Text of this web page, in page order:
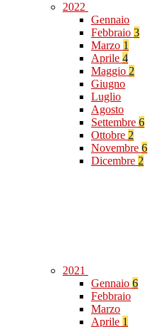
2022
Gennaio
Febbraio 3
Marzo 1
Aprile 4
Maggio 2
Giugno
Luglio
Agosto
Settembre 6
Ottobre 2
Novembre 6
Dicembre 2
2021
Gennaio 6
Febbraio
Marzo
Aprile 1